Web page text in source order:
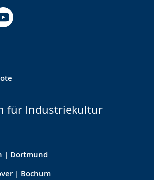
für Industriekultur
| Dortmund
| Bochum